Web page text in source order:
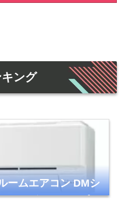
ング
ームエアコン DMシ
2024年モデル プラ